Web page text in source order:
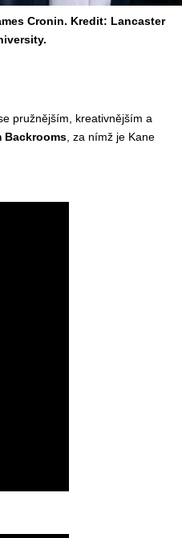
Cronin. Kredit: Lancaster
pružnějším, kreativnějším a
Backrooms, za nímž je Kane